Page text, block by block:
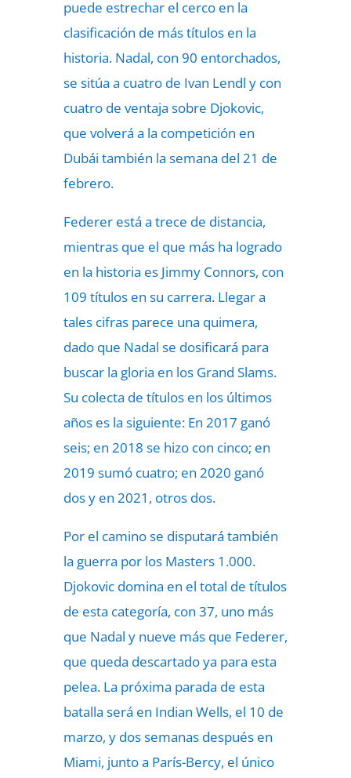
puede estrechar el cerco en la
clasificación de más títulos en la
historia. Nadal, con 90 entorchados,
se sitúa a cuatro de Ivan Lendl y con
cuatro de ventaja sobre Djokovic,
que volverá a la competición en
Dubái también la semana del 21 de
febrero.
Federer está a trece de distancia,
mientras que el que más ha logrado
en la historia es Jimmy Connors, con
109 títulos en su carrera. Llegar a
tales cifras parece una quimera,
dado que Nadal se dosificará para
buscar la gloria en los Grand Slams.
Su colecta de títulos en los últimos
años es la siguiente: En 2017 ganó
seis; en 2018 se hizo con cinco; en
2019 sumó cuatro; en 2020 ganó
dos y en 2021, otros dos.
Por el camino se disputará también
la guerra por los Masters 1.000.
Djokovic domina en el total de títulos
de esta categoría, con 37, uno más
que Nadal y nueve más que Federer,
que queda descartado ya para esta
pelea. La próxima parada de esta
batalla será en Indian Wells, el 10 de
marzo, y dos semanas después en
Miami, junto a París-Bercy, el único